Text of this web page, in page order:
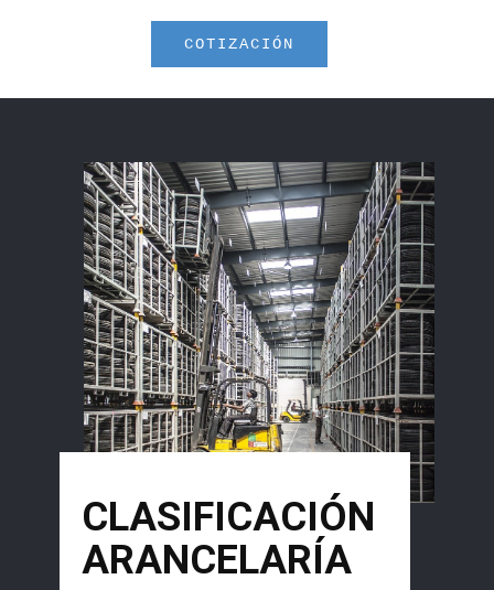
COTIZACIÓN
CLASIFICACIÓN
ARANCELARÍA